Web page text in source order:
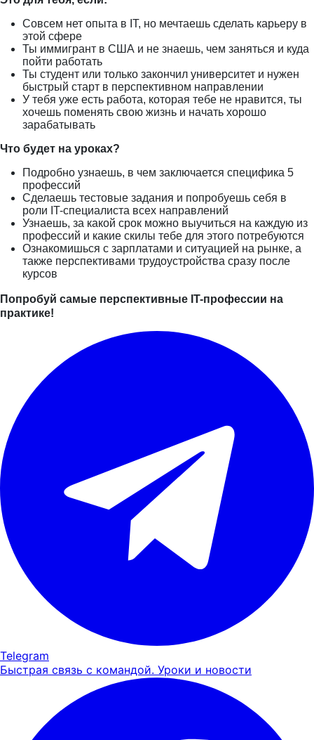
Совсем нет опыта в IT, но мечтаешь сделать карьеру в
этой сфере
Ты иммигрант в США и не знаешь, чем заняться и куда
пойти работать
Ты студент или только закончил университет и нужен
быстрый старт в перспективном направлении
У тебя уже есть работа, которая тебе не нравится, ты
хочешь поменять свою жизнь и начать хорошо
зарабатывать
Что будет на уроках?
Подробно узнаешь, в чем заключается специфика 5
профессий
Сделаешь тестовые задания и попробуешь себя в
роли IT-специалиста всех направлений
Узнаешь, за какой срок можно выучиться на каждую из
профессий и какие скилы тебе для этого потребуются
Ознакомишься с зарплатами и ситуацией на рынке, а
также перспективами трудоустройства сразу после
курсов
Попробуй самые перспективные IT-профессии на
практике!
Telegram
Быстрая связь с командой. Уроки и новости